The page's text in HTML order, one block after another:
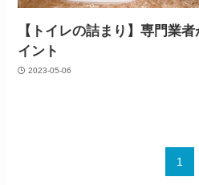
【トイレの詰まり】専門業
イント
2023-05-06
1